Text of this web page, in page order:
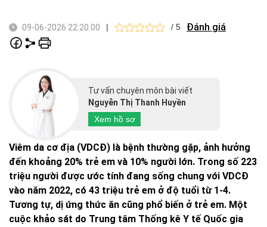
09-06-2026 22:20:00 | / 5 Đánh giá
Tư vấn chuyên môn bài viết
Nguyễn Thị Thanh Huyền
Xem hồ sơ
Viêm da cơ địa (VDCĐ) là bệnh thường gặp, ảnh hưởng
đến khoảng 20% trẻ em và 10% người lớn. Trong số 223
triệu người được ước tính đang sống chung với VDCĐ
vào năm 2022, có 43 triệu trẻ em ở độ tuổi từ 1-4.
Tương tự, dị ứng thức ăn cũng phổ biến ở trẻ em. Một
cuộc khảo sát do Trung tâm Thống kê Y tế Quốc gia